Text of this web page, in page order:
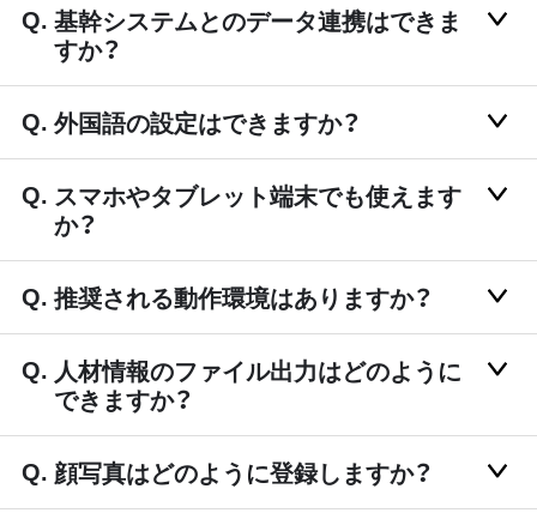
基幹システムとのデータ連携はできま
すか？
外国語の設定はできますか？
スマホやタブレット端末でも使えます
か？
推奨される動作環境はありますか？
人材情報のファイル出力はどのように
できますか？
顔写真はどのように登録しますか？